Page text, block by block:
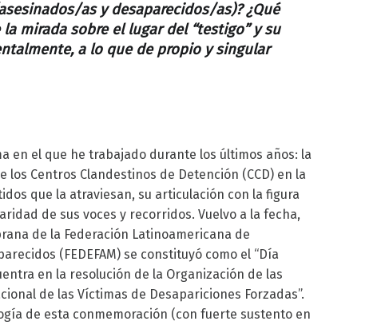
as y desaparecidos/as)? ¿Qué
mirada sobre el lugar del “testigo” y su
a lo que de propio y singular
en el que he trabajado durante los últimos años: la
Centros Clandestinos de Detención (CCD) en la
que la atraviesan, su articulación con la figura
de sus voces y recorridos. Vuelvo a la fecha,
de la Federación Latinoamericana de
(FEDEFAM) se constituyó como el “Día
en la resolución de la Organización de las
de las Víctimas de Desapariciones Forzadas”.
de esta conmemoración (con fuerte sustento en